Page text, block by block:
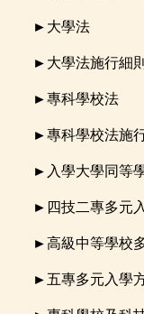
► 大學法
► 大學法施行細則
►專科學校法
►專科學校法施
► 入學大學同等
► 四技二專多元
►高級中等學校
► 五專多元入學